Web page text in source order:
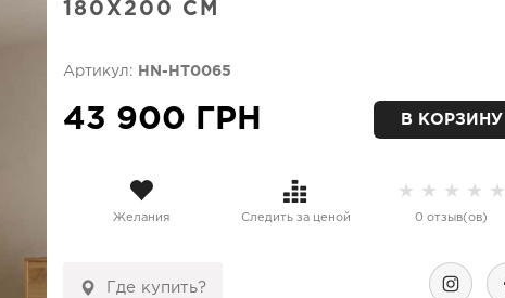
180X200 СМ
Артикул: HN-HT0065
43 900 ГРН В КОРЗИНУ
Желания Следить за ценой
★ ★ ★ ★ ★
0 отзыв(ов)
Где купить?